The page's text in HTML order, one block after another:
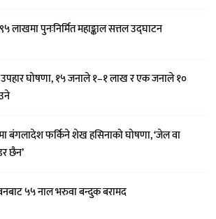
लाखमा पुनःनिर्मित महाङ्काल सत्तल उद्घाटन
घोषणा, १५ जनाले १–१ लाख र एक जनाले १०
बंगलादेश फर्किने शेख हसिनाको घोषणा, ‘जेल वा
छैन’
५५ नाल भरुवा बन्दुक बरामद